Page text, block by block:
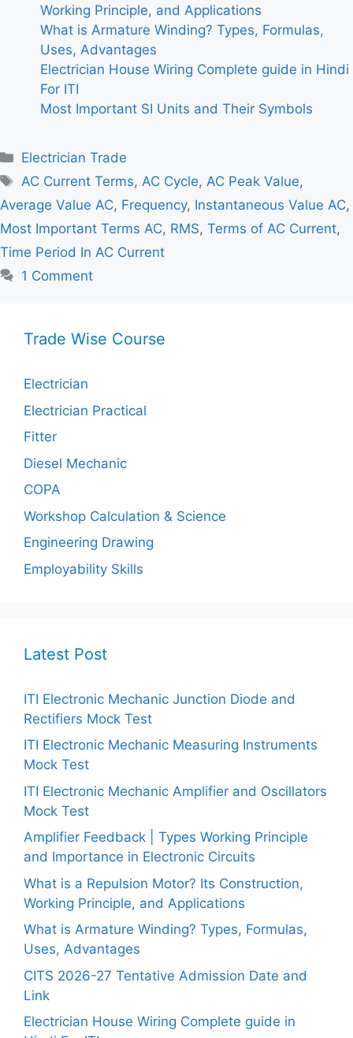
Working Principle, and Applications
What is Armature Winding? Types, Formulas,
Uses, Advantages
Electrician House Wiring Complete guide in Hindi
For ITI
Most Important SI Units and Their Symbols
Categories
Electrician Trade
Tags
AC Current Terms,AC Cycle,AC Peak Value,
Average Value AC, Frequency, Instantaneous Value AC,
Most Important Terms AC, RMS, Terms of AC Current,
Time Period In AC Current
1 Comment
Trade Wise Course
Electrician
Electrician Practical
Fitter
Diesel Mechanic
COPA
Workshop Calculation & Science
Engineering Drawing
Employability Skills
Latest Post
ITI Electronic Mechanic Junction Diode and
Rectifiers Mock Test
ITI Electronic Mechanic Measuring Instruments
Mock Test
ITI Electronic Mechanic Amplifier and Oscillators
Mock Test
Amplifier Feedback | Types Working Principle
and Importance in Electronic Circuits
What is a Repulsion Motor? Its Construction,
Working Principle, and Applications
What is Armature Winding? Types, Formulas,
Uses, Advantages
CITS 2026-27 Tentative Admission Date and
Link
Electrician House Wiring Complete guide in